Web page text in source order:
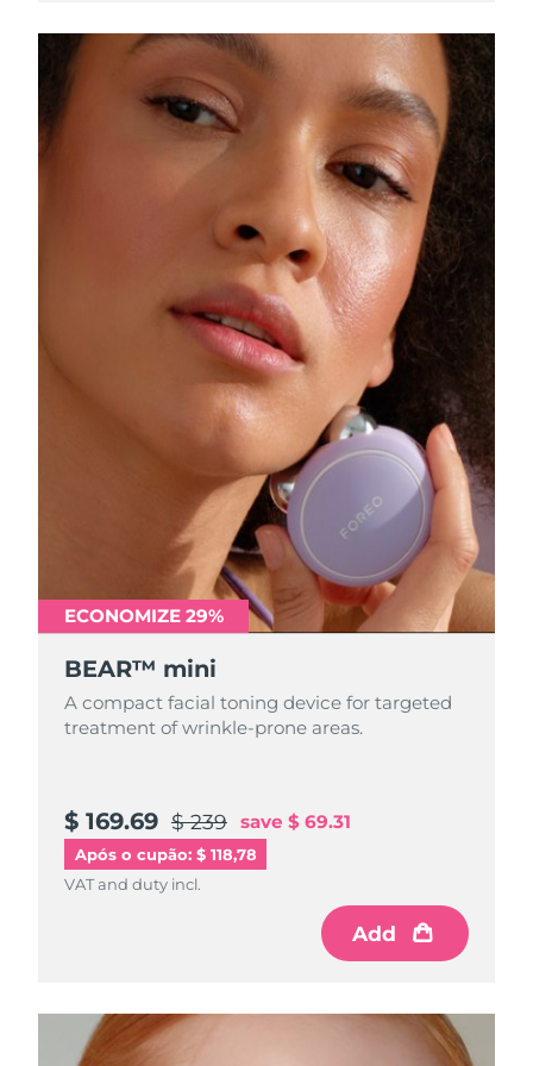
ECONOMIZE 29%
BEAR™ mini
A compact facial toning device for targeted
treatment of wrinkle-prone areas.
$ 169.69 $ 239 save $ 69.31
Após o cupão: $ 118,78
VAT and duty incl.
Add
Singapura Entrega prevista 8/14/26
Eslováquia Entrega prevista 8/12/26
Eslovênia Entrega prevista 8/12/26
Entrega prevista8/20/26
Entrega prevista 8/14/26
Entrega prevista 8/12/26
Entrega prevista
Entrega prevista8/12/26
Entrega prevista8/17/26
Entrega prevista 8/16/26
Turquia Entrega prevista 8/13/26
Emirados Árabes
Unidos
Reino Unido Entrega prevista
Uzbequistão
Entrega prevista8/18/26